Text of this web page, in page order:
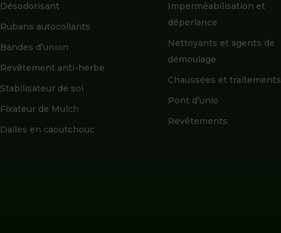
Désodorisant
Rubans autocollants
Bandes d’union
Revêtement anti-herbe
Stabilisateur de sol
Fixateur de Mulch
Dalles en caoutchouc
Imperméabilisation et
déperlance
Nettoyants et agents de
démoulage
Chaussées et traitements
Pont d’unio
Revêtements